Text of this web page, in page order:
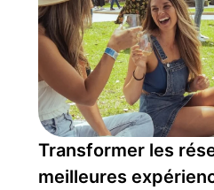
Transformer les
meilleures